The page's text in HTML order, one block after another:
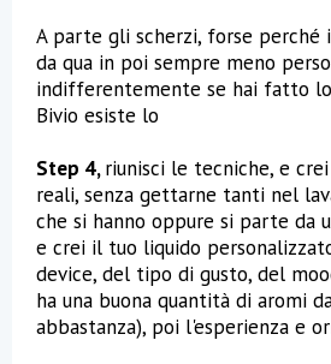
A parte gli scherzi, forse perché
da qua in poi sempre meno
indifferentemente se hai fatto
Bivio esiste lo
Step 4,riunisci le tecniche, e
reali, senza gettarne tanti nel
che si hanno oppure si parte da
e crei il tuo liquido
device, del tipo di gusto, del
ha una buona quantità di aromi
abbastanza), poi l'esperienza e